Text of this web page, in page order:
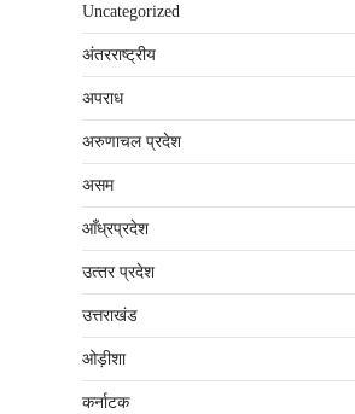
Uncategorized
अंतरराष्‍ट्रीय
अपराध
अरुणाचल प्रदेश
असम
आँध्रप्रदेश
उत्‍तर प्रदेश
उत्तराखंड
ओड़ीशा
कर्नाटक